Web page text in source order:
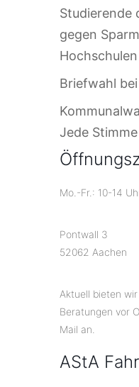
Studierende
gegen
Briefwahl
Jede
Mo.-Fr.: 10-14
Pontwall 3
52062 Aachen
Aktuell bieten
Beratungen vor
Mail an.
AStA